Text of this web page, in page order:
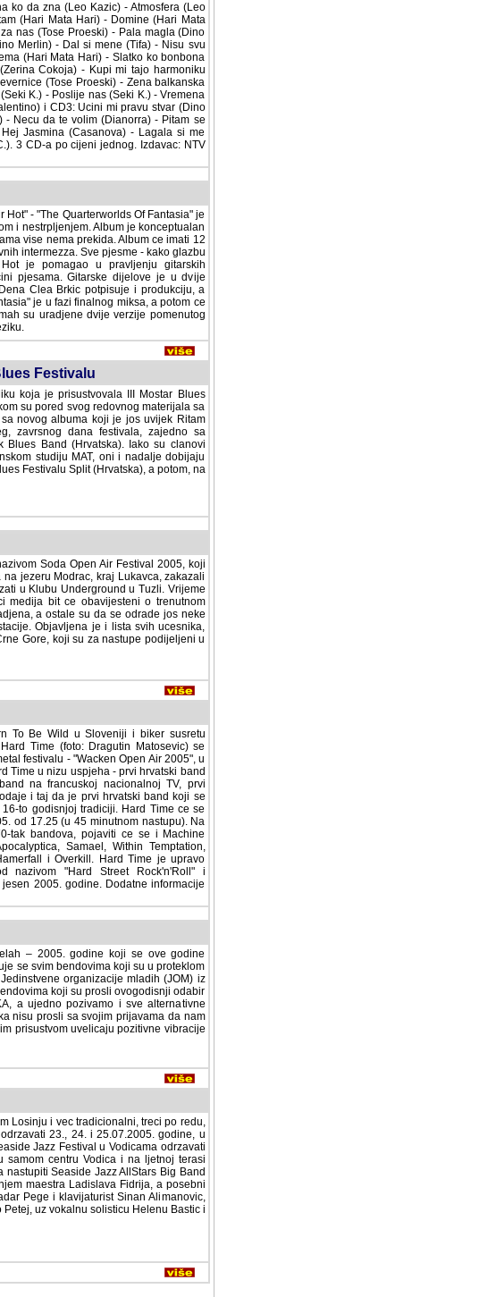
ko da zna (Leo Kazic) - Atmosfera (Leo
(Hari Mata Hari) - Domine (Hari Mata
nas (Tose Proeski) - Pala magla (Dino
Merlin) - Dal si mene (Tifa) - Nisu svu
(Hari Mata Hari) - Slatko ko bonbona
Cokoja) - Kupi mi tajo harmoniku
(Tose Proeski) - Zena balkanska
K.) - Poslije nas (Seki K.) - Vremena
i CD3: Ucini mi pravu stvar (Dino
- Necu da te volim (Dianorra) - Pitam se
Jasmina (Casanova) - Lagala si me
3 CD-a po cijeni jednog. Izdavac: NTV
- "The Quarterworlds Of Fantasia" je
i nestrpljenjem. Album je konceptualan i
vise nema prekida. Album ce imati 12
intermezza. Sve pjesme - kako glazbu
u pravljenju gitarskih aranzmana,
dijelove je u dvije pjesme odsvirao
i produkciju, a svirao je i klavijature.
miksa, a potom ce biti ponudjen raznim
verzije pomenutog albuma - jedna na
Festivalu
koja je prisustvovala III Mostar Blues
su pored svog redovnog materijala sa
novog albuma koji je jos uvijek Ritam
zavrsnog dana festivala, zajedno sa
Blues Band (Hrvatska). Iako su clanovi
studiju MAT, oni i nadalje dobijaju
Festivalu Split (Hrvatska), a potom, na
Soda Open Air Festival 2005, koji se
Modrac, kraj Lukavca, zakazali su za
u Klubu Underground u Tuzli. Vrijeme
medija bit ce obavijesteni o trenutnom
a ostale su da se odrade jos neke
Objavljena je i lista svih ucesnika,
Gore, koji su za nastupe podijeljeni u tri
To Be Wild u Sloveniji i biker susretu
Time (foto: Dragutin Matosevic) se
festivalu - "Wacken Open Air 2005", u
Time u nizu uspjeha - prvi hrvatski band
na francuskoj nacionalnoj TV, prvi
i taj da je prvi hrvatski band koji se
to godisnjoj tradiciji. Hard Time ce se
od 17.25 (u 45 minutnom nastupu). Na
bandova, pojaviti ce se i Machine Head,
Samael, Within Temptation, Marky
i Overkill. Hard Time je upravo zavrsio
Street Rock'n'Roll" i pregovara sa
Dodatne informacije mozete dobiti na:
– 2005. godine koji se ove godine
se svim bendovima koji su u proteklom
organizacije mladih (JOM) iz
koji su prosli ovogodisnji odabir
a ujedno pozivamo i sve alternativne
nisu prosli sa svojim prijavama da nam
prisustvom uvelicaju pozitivne vibracije
Losinju i vec tradicionalni, treci po redu,
23., 24. i 25.07.2005. godine, u
Jazz Festival u Vodicama odrzavati
centru Vodica i na ljetnoj terasi kluba
Seaside Jazz AllStars Big Band u
maestra Ladislava Fidrija, a posebni su
i klavijaturist Sinan Alimanovic, dok
uz vokalnu solisticu Helenu Bastic i